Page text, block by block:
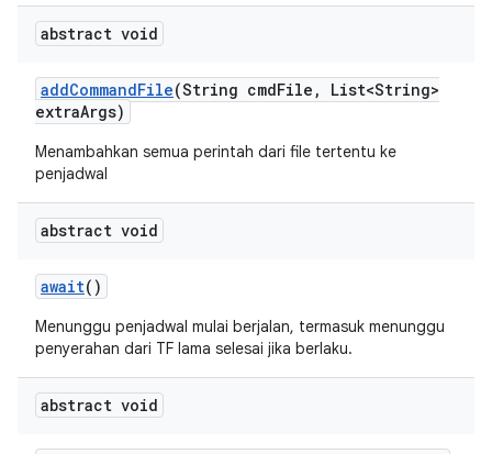
abstract void
addCommandFile(String cmdFile ,
List<String>
extraArgs)
Menambahkan semua perintah dari file tertentu ke
penjadwal
abstract void
await()
Menunggu penjadwal mulai berjalan, termasuk menunggu
penyerahan dari TF lama selesai jika berlaku.
abstract void